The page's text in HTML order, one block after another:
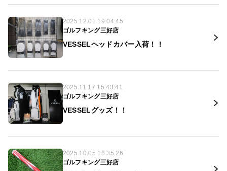
2025.12.01 19:04:45
ゴルフキング三好店
VESSELヘッドカバー入荷！！
2025.11.17 15:43:41
ゴルフキング三好店
VESSELグッズ！！
2025.10.05 18:35:26
ゴルフキング三好店